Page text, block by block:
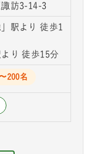
訪3-14-3
駅より 徒歩1
り 徒歩15分
200名